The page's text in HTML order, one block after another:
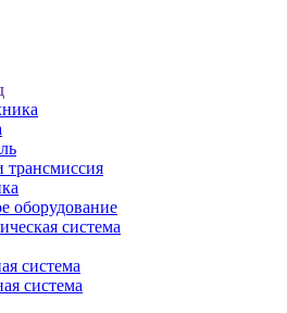
трансмиссия
оборудование
система
система
система